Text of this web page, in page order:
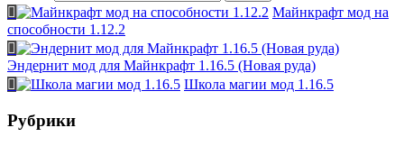
Майнкрафт мод на
способности 1.12.2
Эндернит мод для Майнкрафт 1.16.5 (Новая руда)
Школа магии мод 1.16.5
Рубрики